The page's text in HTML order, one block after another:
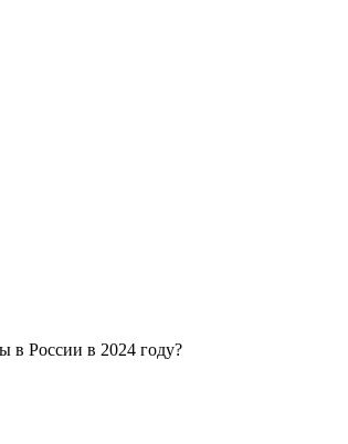
в России в 2024 году?